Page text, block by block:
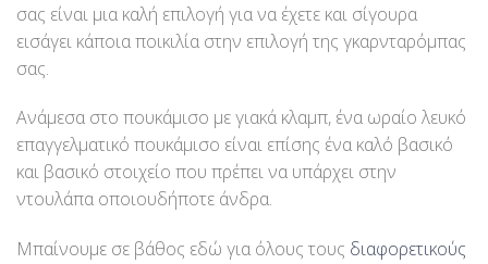
σας είναι μια καλή επιλογή για να έχετε και σίγουρα
εισάγει κάποια ποικιλία στην επιλογή της γκαρνταρόμπας
σας.
Ανάμεσα στο πουκάμισο με γιακά κλαμπ, ένα ωραίο λευκό
επαγγελματικό πουκάμισο είναι επίσης ένα καλό βασικό
και βασικό στοιχείο που πρέπει να υπάρχει στην
ντουλάπα οποιουδήποτε άνδρα.
Μπαίνουμε σε βάθος εδώ για όλους τους διαφορετικούς